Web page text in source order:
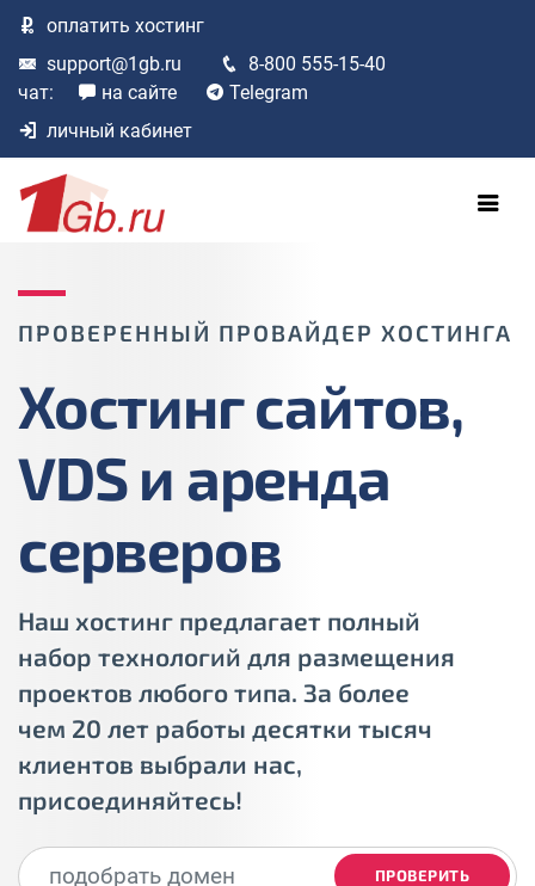
оплатить хостинг
support@1gb.ru
8-800 555-15-40
чат:
на сайте
Telegram
личный кабинет
ПРОВЕРЕННЫЙ ПРОВАЙДЕР ХОСТИНГА
Хостинг сайтов,
VDS и аренда
серверов
Наш хостинг предлагает полный
набор технологий для размещения
проектов любого типа. За более
чем 20 лет работы десятки тысяч
клиентов выбрали нас,
присоединяйтесь!
ПРОВЕРИТЬ